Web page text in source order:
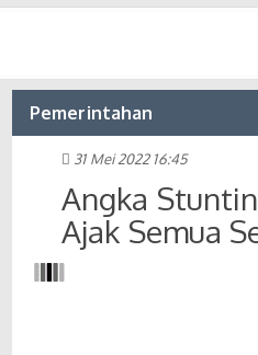
Pemerintahan
31 Mei 2022 16:45
Angka
Ajak Semua